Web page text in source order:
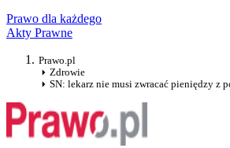
Prawo dla każdego
Akty Prawne
Prawo.pl
Zdrowie
SN: lekarz nie musi zwracać pieniędzy z